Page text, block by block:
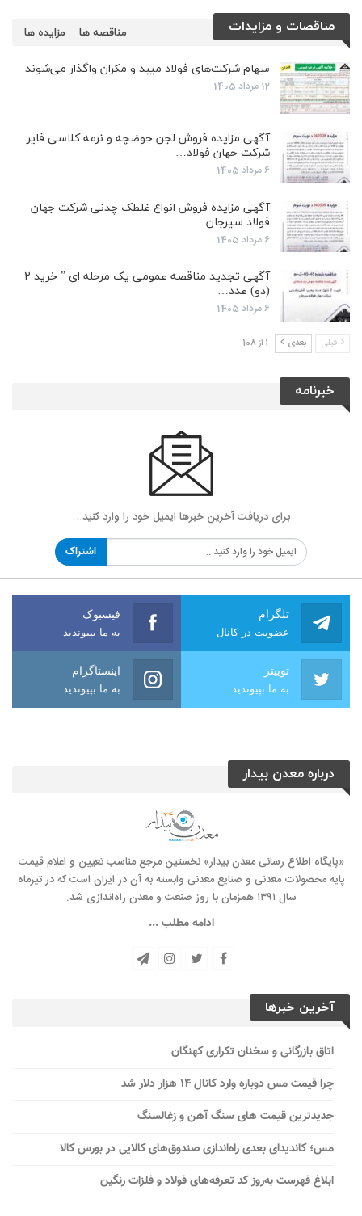
مناقصات و مزایدات مزایده ها مناقصه ها
سهام شرکت‌های فولاد میبد و مکران واگذار می‌شوند
12 مرداد 1405
آگهی مزایده فروش لجن حوضچه و نرمه کلاسی فایر
شرکت جهان فولاد…
6 مرداد 1405
آگهی مزایده فروش انواع غلطک چدنی شرکت جهان
فولاد سیرجان
6 مرداد 1405
آگهی تجدید مناقصه عمومی یک مرحله ای ” خرید ۲
(دو) عدد…
6 مرداد 1405
قبلی بعدی 1 از 108
خبرنامه
برای دریافت آخرین خبرها ایمیل خود را وارد کنید...
اشتراک
تلگرام
عضویت در کانال
فیسبوک
به ما بپیوندید
توییتر
به ما بپیوندید
اینستاگرام
به ما بپیوندید
درباره معدن بیدار
«پایگاه اطلاع رسانی معدن بیدار» نخستین مرجع مناسب تعیین و اعلام قیمت
پایه محصولات معدنی و صنایع معدنی وابسته به آن در ایران است که در تیرماه
سال ۱۳۹۱ همزمان با روز صنعت و معدن راه‌‌اندازی شد.
ادامه مطلب ...
آخرین خبرها
اتاق بازرگانی و سخنان تکراری کهنگان
چرا قیمت مس دوباره وارد کانال ۱۴ هزار دلار شد
جدیدترین قیمت های سنگ آهن و زغالسنگ
مس؛ کاندیدای بعدی راه‌اندازی صندوق‌های کالایی در بورس کالا
ابلاغ فهرست به‌روز کد تعرفه‌های فولاد و فلزات رنگین